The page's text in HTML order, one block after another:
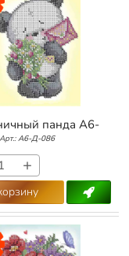
панда А6-
Арт.: А6-Д-086
+